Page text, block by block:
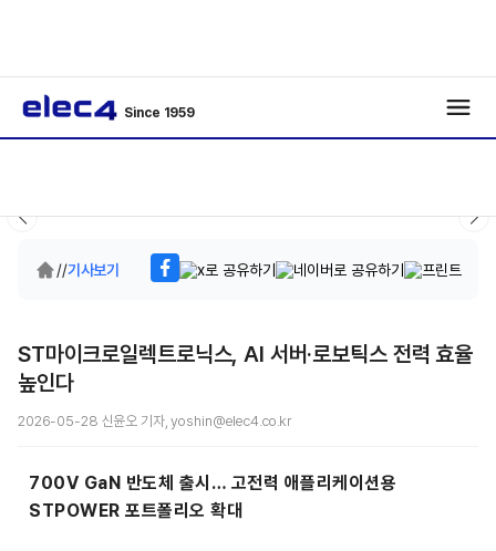
Since 1959
//기사보기
ST마이크로일렉트로닉스, AI 서버·로보틱스 전력 효율
높인다
2026-05-28 신윤오 기자, yoshin@elec4.co.kr
700V GaN 반도체 출시… 고전력 애플리케이션용
STPOWER 포트폴리오 확대